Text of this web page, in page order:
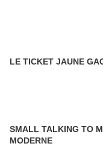
LE TICKET JAUNE
SMALL TALKING TO
MODERNE